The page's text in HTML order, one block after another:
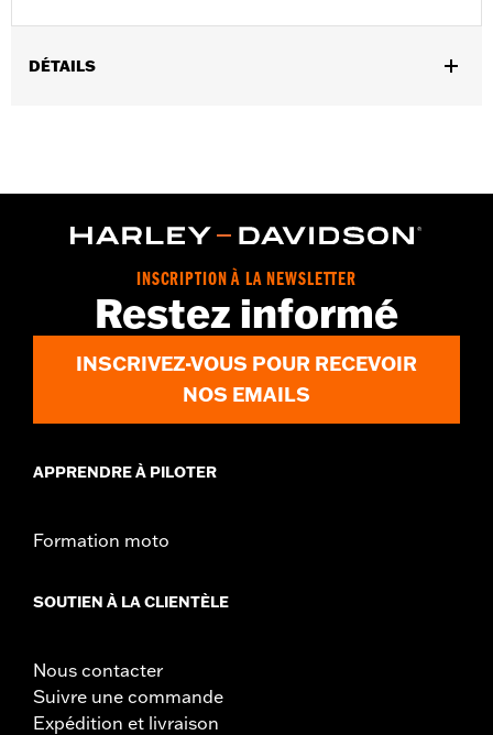
DÉTAILS
GARANTIE:Garantie limitée de 2 ans – Rendez-vous surwww.h-
d.com/warrantypour plus de détails
INSCRIPTION À LA NEWSLETTER
Restez informé
INSCRIVEZ-VOUS POUR RECEVOIR
NOS EMAILS
APPRENDRE À PILOTER
Formation moto
SOUTIEN À LA CLIENTÈLE
Nous contacter
Suivre une commande
Expédition et livraison